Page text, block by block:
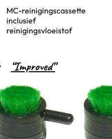
MC-reinigingscassette
inclusief
reinigingsvloeistof
“Improved”